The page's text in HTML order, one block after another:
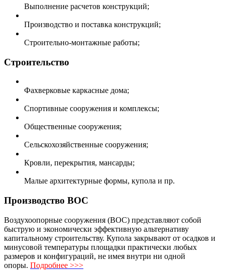
Выполнение расчетов конструкций;
Производство и поставка конструкций;
Строительно-монтажные работы;
Строительство
Фахверковые каркасные дома;
Спортивные сооружения и комплексы;
Общественные сооружения;
Сельскохозяйственные сооружения;
Кровли, перекрытия, мансарды;
Малые архитектурные формы, купола и пр.
Производство ВОС
Воздухоопорные сооружения (ВОС) представляют собой
быструю и экономически эффективную альтернативу
капитальному строительству. Купола закрывают от осадков и
минусовой температуры площадки практически любых
размеров и конфигураций, не имея внутри ни одной
опоры. Подробнее >>>